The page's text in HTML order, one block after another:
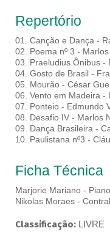
Repertório
01. Canção e Dança -
02. Poema nº 3 -
03. Praeludius Ônibus -
04. Gosto de Brasil -
05. Mourão - César
06. Vento em Madeira -
07. Ponteio - Edmundo
08. Desafio IV - Marlos
09. Dança Brasileira -
10. Paulistana nº3 -
Ficha Técnica
Marjorie Mariano - Piano
Nikolas Moraes -
Classificação: LIVRE